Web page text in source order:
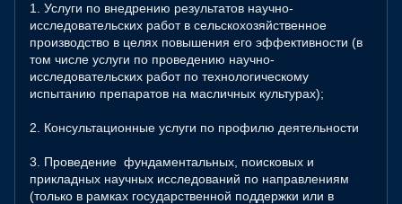
1. Услуги по внедрению результатов научно-
исследовательских работ в сельскохозяйственное
производство в целях повышения его эффективности (в
том числе услуги по проведению научно-
исследовательских работ по технологическому
испытанию препаратов на масличных культурах);
2. Консультационные услуги по профилю деятельности
3. Проведение фундаментальных, поисковых и
прикладных научных исследований по направлениям
(только в рамках государственной поддержки или в